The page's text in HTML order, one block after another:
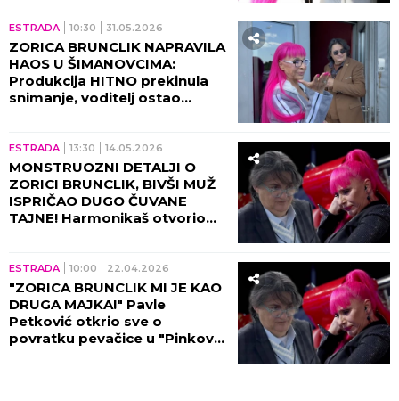
ESTRADA 10:30 31.05.2026
ZORICA BRUNCLIK NAPRAVILA
HAOS U ŠIMANOVCIMA:
Produkcija HITNO prekinula
snimanje, voditelj ostao
ESTRADA 13:30 14.05.2026
MONSTRUOZNI DETALJI O
ZORICI BRUNCLIK, BIVŠI MUŽ
ISPRIČAO DUGO ČUVANE
TAJNE! Harmonikaš otvorio
ESTRADA 10:00 22.04.2026
"ZORICA BRUNCLIK MI JE KAO
DRUGA MAJKA!" Pavle
Petković otkrio sve o
povratku pevačice u "Pinkove